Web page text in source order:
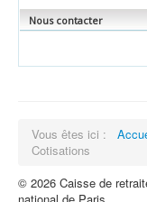
Nous contacter
Vous êtes ici :
Cotisations
© 2026 Caisse de